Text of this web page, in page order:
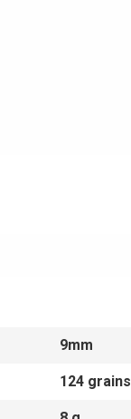
9mm
124 grains